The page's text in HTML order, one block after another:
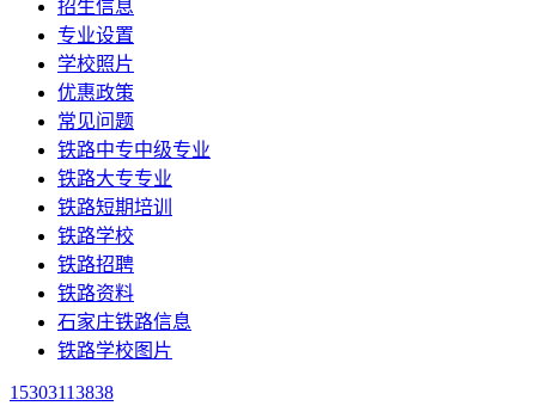
招生信息
专业设置
学校照片
优惠政策
常见问题
铁路中专中级专业
铁路大专专业
铁路短期培训
铁路学校
铁路招聘
铁路资料
石家庄铁路信息
铁路学校图片
15303113838